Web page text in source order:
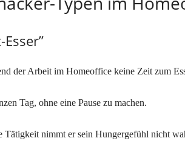
der Arbeit im Homeoffice keine Zeit zum
Tag, ohne eine Pause zu machen.
Tätigkeit nimmt er sein Hungergefühl nicht